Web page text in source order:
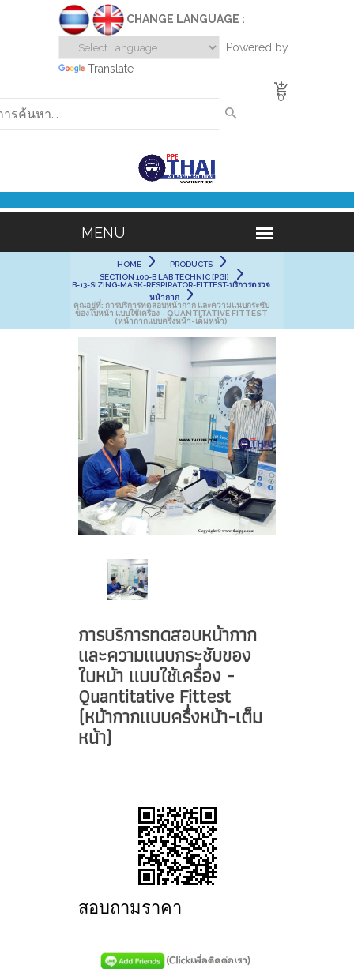
CHANGE LANGUAGE :
Powered by
Translate
0
HOME
PRODUCTS
SECTION 100-B LAB TECHNIC [PGI]
B-13-SIZING-MASK-RESPIRATOR-FITTEST-บริการตรวจ
หน้ากาก
คุณอยู่ที่: การบริการทดสอบหน้ากาก และความแนบกระชับ
ของใบหน้า แบบใช้เครื่อง - QUANTITATIVE FITTEST
(หน้ากากแบบครึ่งหน้า-เต็มหน้า)
การบริการทดสอบหน้ากาก
และความแนบกระชับของ
ใบหน้า แบบใช้เครื่อง -
Quantitative Fittest
(หน้ากากแบบครึ่งหน้า-เต็ม
หน้า)
สอบถามราคา